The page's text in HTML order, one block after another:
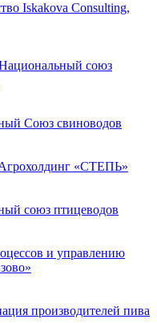
Iskakova Consulting,
союз
Союз свиноводов
«СТЕПЬ»
союз птицеводов
и управлению
производителей пива